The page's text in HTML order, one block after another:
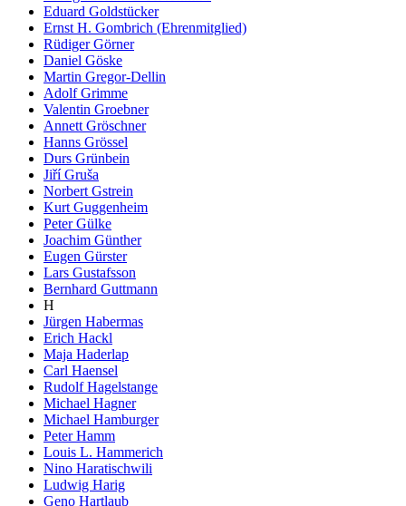
Eduard Goldstücker
Ernst H. Gombrich (Ehrenmitglied)
Rüdiger Görner
Daniel Göske
Martin Gregor-Dellin
Adolf Grimme
Valentin Groebner
Annett Gröschner
Hanns Grössel
Durs Grünbein
Jiří Gruša
Norbert Gstrein
Kurt Guggenheim
Peter Gülke
Joachim Günther
Eugen Gürster
Lars Gustafsson
Bernhard Guttmann
H
Jürgen Habermas
Erich Hackl
Maja Haderlap
Carl Haensel
Rudolf Hagelstange
Michael Hagner
Michael Hamburger
Peter Hamm
Louis L. Hammerich
Nino Haratischwili
Ludwig Harig
Geno Hartlaub